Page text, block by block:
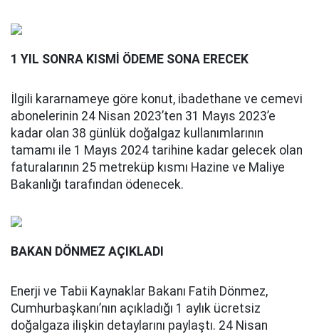
1 YIL SONRA KISMİ ÖDEME SONA ERECEK
İlgili kararnameye göre konut, ibadethane ve cemevi
abonelerinin 24 Nisan 2023’ten 31 Mayıs 2023’e
kadar olan 38 günlük doğalgaz kullanımlarının
tamamı ile 1 Mayıs 2024 tarihine kadar gelecek olan
faturalarının 25 metreküp kısmı Hazine ve Maliye
Bakanlığı tarafından ödenecek.
BAKAN DÖNMEZ AÇIKLADI
Enerji ve Tabii Kaynaklar Bakanı Fatih Dönmez,
Cumhurbaşkanı’nın açıkladığı 1 aylık ücretsiz
doğalgaza ilişkin detaylarını paylaştı. 24 Nisan